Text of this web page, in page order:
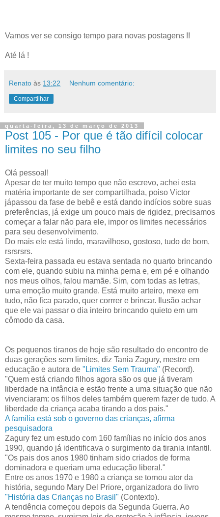
Vamos ver se consigo tempo para novas postagens !!
Até lá !
Renato às 13:22 Nenhum comentário:
Compartilhar
quarta-feira, 13 de março de 2013
Post 105 - Por que é tão difícil colocar
limites no seu filho
Olá pessoal!
Apesar de ter muito tempo que não escrevo, achei esta
matéria importante de ser compartilhada, poiso Victor
jápassou da fase de bebê e está dando indícios sobre suas
preferências, já exige um pouco mais de rigidez, precisamos
começar a falar não para ele, impor os limites necessários
para seu desenvolvimento.
Do mais ele está lindo, maravilhoso, gostoso, tudo de bom,
rsrsrsrs.
Sexta-feira passada eu estava sentada no quarto brincando
com ele, quando subiu na minha perna e, em pé e olhando
nos meus olhos, falou mamãe. Sim, com todas as letras,
uma emoção muito grande. Está muito arteiro, mexe em
tudo, não fica parado, quer corrrer e brincar. Ilusão achar
que ele vai passar o dia inteiro brincando quieto em um
cômodo da casa.
Os pequenos tiranos de hoje são resultado do encontro de
duas gerações sem limites, diz Tania Zagury, mestre em
educação e autora de "Limites Sem Trauma" (Record).
"Quem está criando filhos agora são os que já tiveram
liberdade na infância e estão frente a uma situação que não
vivenciaram: os filhos deles também querem fazer de tudo. A
liberdade da criança acaba tirando a dos pais."
A família está sob o governo das crianças, afirma
pesquisadora
Zagury fez um estudo com 160 famílias no início dos anos
1990, quando já identificava o surgimento da tirania infantil.
"Os pais dos anos 1980 tinham sido criados de forma
dominadora e queriam uma educação liberal."
Entre os anos 1970 e 1980 a criança se tornou ator da
história, segundo Mary Del Priore, organizadora do livro
"História das Crianças no Brasil" (Contexto).
A tendência começou depois da Segunda Guerra. Ao